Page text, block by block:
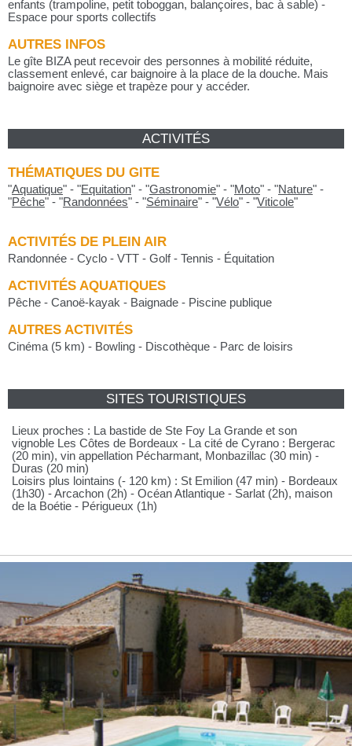
enfants (trampoline, petit toboggan, balançoires, bac à sable) -
Espace pour sports collectifs
AUTRES INFOS
Le gîte BIZA peut recevoir des personnes à mobilité réduite,
classement enlevé, car baignoire à la place de la douche. Mais
baignoire avec siège et trapèze pour y accéder.
ACTIVITÉS
THÉMATIQUES DU GITE
"Aquatique" - "Equitation" - "Gastronomie" - "Moto" - "Nature" -
"Pêche" - "Randonnées" - "Séminaire" - "Vélo" - "Viticole"
ACTIVITÉS DE PLEIN AIR
Randonnée - Cyclo - VTT - Golf - Tennis - Équitation
ACTIVITÉS AQUATIQUES
Pêche - Canoë-kayak - Baignade - Piscine publique
AUTRES ACTIVITÉS
Cinéma (5 km) - Bowling - Discothèque - Parc de loisirs
SITES TOURISTIQUES
Lieux proches : La bastide de Ste Foy La Grande et son
vignoble Les Côtes de Bordeaux - La cité de Cyrano : Bergerac
(20 min), vin appellation Pécharmant, Monbazillac (30 min) -
Duras (20 min)
Loisirs plus lointains (- 120 km) : St Emilion (47 min) - Bordeaux
(1h30) - Arcachon (2h) - Océan Atlantique - Sarlat (2h), maison
de la Boétie - Périgueux (1h)